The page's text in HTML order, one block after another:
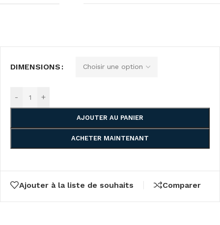
DIMENSIONS
- +
AJOUTER AU PANIER
ACHETER MAINTENANT
Ajouter à la liste de souhaits Comparer